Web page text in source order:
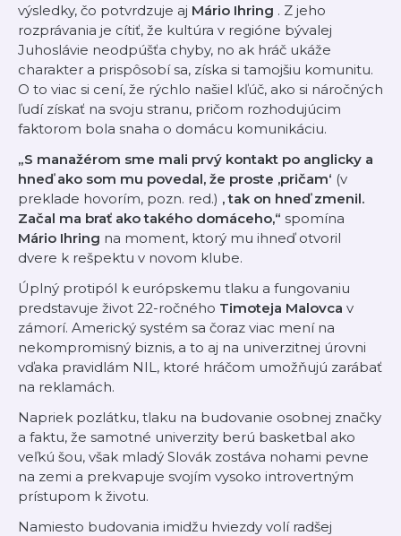
výsledky, čo potvrdzuje aj Mário Ihring . Z jeho
rozprávania je cítiť, že kultúra v regióne bývalej
Juhoslávie neodpúšťa chyby, no ak hráč ukáže
charakter a prispôsobí sa, získa si tamojšiu komunitu.
O to viac si cení, že rýchlo našiel kľúč, ako si náročných
ľudí získať na svoju stranu, pričom rozhodujúcim
faktorom bola snaha o domácu komunikáciu.
„S manažérom sme mali prvý kontakt po anglicky a
hneď ako som mu povedal, že proste ‚pričam‘ (v
preklade hovorím, pozn. red.) , tak on hneď zmenil.
Začal ma brať ako takého domáceho,“ spomína
Mário Ihring na moment, ktorý mu ihneď otvoril
dvere k rešpektu v novom klube.
Úplný protipól k európskemu tlaku a fungovaniu
predstavuje život 22-ročného Timoteja Malovca v
zámorí. Americký systém sa čoraz viac mení na
nekompromisný biznis, a to aj na univerzitnej úrovni
vďaka pravidlám NIL, ktoré hráčom umožňujú zarábať
na reklamách.
Napriek pozlátku, tlaku na budovanie osobnej značky
a faktu, že samotné univerzity berú basketbal ako
veľkú šou, však mladý Slovák zostáva nohami pevne
na zemi a prekvapuje svojím vysoko introvertným
prístupom k životu.
Namiesto budovania imidžu hviezdy volí radšej